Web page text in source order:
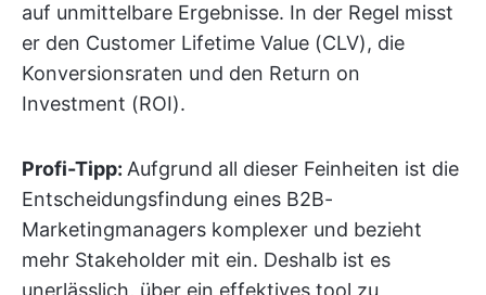
auf unmittelbare Ergebnisse. In der Regel misst
er den Customer Lifetime Value (CLV), die
Konversionsraten und den Return on
Investment (ROI).
Profi-Tipp: Aufgrund all dieser Feinheiten ist die
Entscheidungsfindung eines B2B-
Marketingmanagers komplexer und bezieht
mehr Stakeholder mit ein. Deshalb ist es
unerlässlich, über ein effektives tool zu